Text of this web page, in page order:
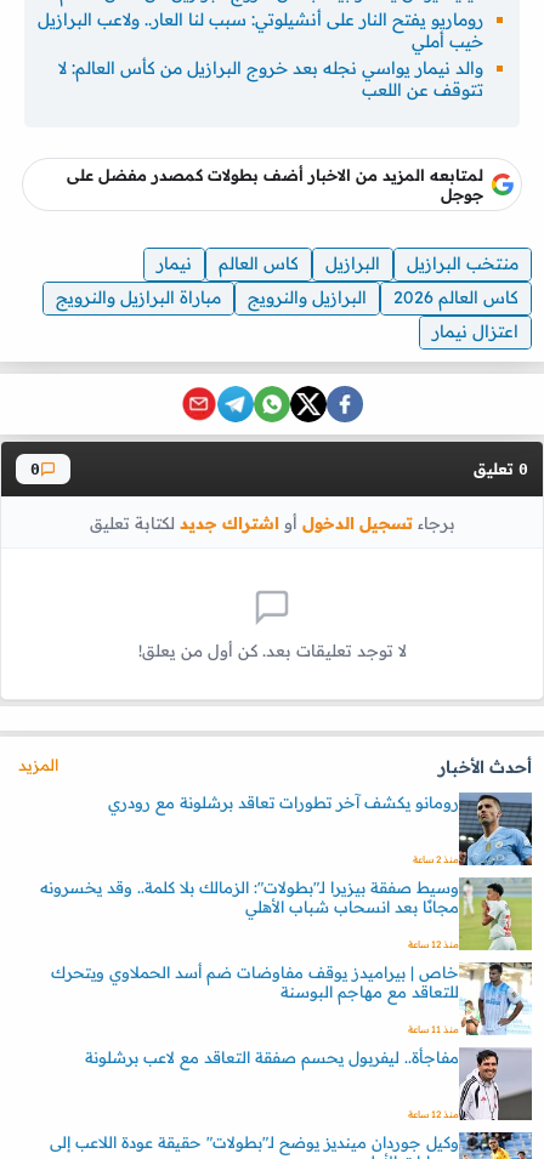
روماريو يفتح النار على أنشيلوتي: سبب لنا العار.. ولاعب البرازيل
خيب أملي
والد نيمار يواسي نجله بعد خروج البرازيل من كأس العالم: لا
تتوقف عن اللعب
لمتابعه المزيد من الاخبار أضف بطولات كمصدر مفضل على
جوجل
منتخب البرازيل البرازيل كاس العالم
نيمار
كاس العالم 2026
البرازيل والنرويج
مباراة البرازيل والنرويج
اعتزال نيمار
0 تعليق 0
برجاءتسجيل الدخول أواشتراك جديد لكتابة تعليق
لا توجد تعليقات بعد. كن أول من يعلق!
أحدث الأخبار
المزيد
رومانو يكشف آخر تطورات تعاقد برشلونة مع رودري
منذ 2 ساعة
وسيط صفقة بيزيرا لـ"بطولات": الزمالك بلا كلمة.. وقد يخسرونه
مجانًا بعد انسحاب شباب الأهلي
منذ 12 ساعة
خاص | بيراميدز يوقف مفاوضات ضم أسد الحملاوي ويتحرك
للتعاقد مع مهاجم البوسنة
منذ 11 ساعة
مفاجأة.. ليفربول يحسم صفقة التعاقد مع لاعب برشلونة
منذ 12 ساعة
وكيل جوردان مينديز يوضح لـ"بطولات" حقيقة عودة اللاعب إلى